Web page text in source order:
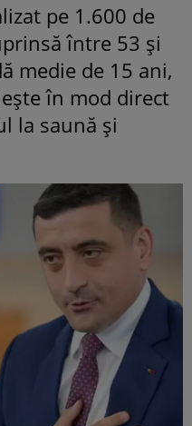
pe 1.600 de
între 53 şi
medie de 15 ani,
în mod direct
la saună şi